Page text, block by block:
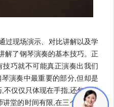
过现场演示、对比讲解以及学
解了钢琴演奏的基本技巧。正
巧就不可能真正演奏出我们
演奏中最重要的部分,但却是
不仅仅只体现在手指,还包含脑
堂的时间有限,在三个小时的